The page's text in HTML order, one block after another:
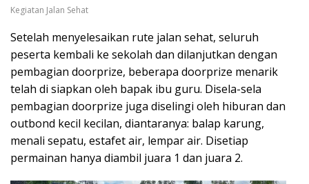
Kegiatan Jalan Sehat
Setelah menyelesaikan rute jalan sehat, seluruh
peserta kembali ke sekolah dan dilanjutkan dengan
pembagian doorprize, beberapa doorprize menarik
telah di siapkan oleh bapak ibu guru. Disela-sela
pembagian doorprize juga diselingi oleh hiburan dan
outbond kecil kecilan, diantaranya: balap karung,
menali sepatu, estafet air, lempar air. Disetiap
permainan hanya diambil juara 1 dan juara 2.